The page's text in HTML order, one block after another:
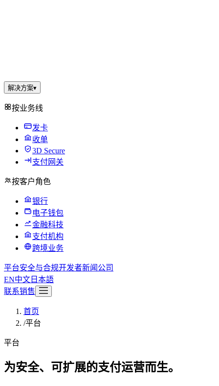
解决方案▾
按业务线
发卡
收单
3D Secure
支付网关
按客户角色
银行
电子钱包
金融科技
支付机构
跨境业务
平台安全与合规开发者新闻 公司
EN中文 日本語
联系销售
首页
/平台
平台
为安全、可扩展的支付运营而生。